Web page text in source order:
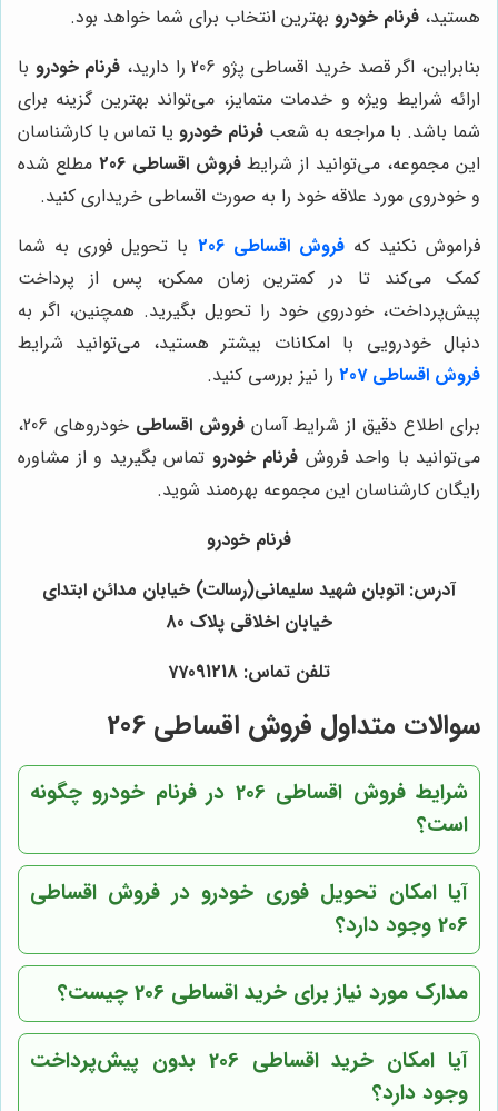
هستید، فرنام خودرو بهترین انتخاب برای شما خواهد بود.
بنابراین، اگر قصد خرید اقساطی پژو 206 را دارید،
فرنام خودرو با
ارائه شرایط ویژه و خدمات متمایز، می‌تواند بهترین گزینه برای
شما باشد. با مراجعه به شعب فرنام خودرو یا تماس با کارشناسان
این مجموعه، می‌توانید از شرایطفروش اقساطی 206
مطلع شده
و خودروی مورد علاقه خود را به صورت اقساطی خریداری کنید.
فراموش نکنید کهفروش اقساطی 206
با تحویل فوری به شما
کمک می‌کند تا در کمترین زمان ممکن، پس از پرداخت
پیش‌پرداخت، خودروی خود را تحویل بگیرید. همچنین، اگر به
دنبال خودرویی با امکانات بیشتر هستید، می‌توانید شرایط
فروش اقساطی 207
را نیز بررسی کنید.
برای اطلاع دقیق از شرایط آسانفروش اقساطی
خودروهای 206،
می‌توانید با واحد فروش فرنام خودرو تماس بگیرید و از مشاوره
رایگان کارشناسان این مجموعه بهره‌مند شوید.
فرنام خودرو
آدرس: اتوبان شهید سلیمانی(رسالت) خیابان مدائن ابتدای
خیابان اخلاقی پلاک 80
تلفن تماس: 77091218
سوالات متداول فروش اقساطی 206
شرایط فروش اقساطی 206 در فرنام خودرو چگونه
است؟
آیا امکان تحویل فوری خودرو در فروش اقساطی
206 وجود دارد؟
مدارک مورد نیاز برای خرید اقساطی 206 چیست؟
آیا امکان خرید اقساطی 206 بدون پیش‌پرداخت
وجود دارد؟